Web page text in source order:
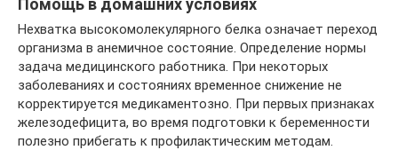
Помощь в домашних условиях
Нехватка высокомолекулярного белка означает переход
организма в анемичное состояние. Определение нормы
задача медицинского работника. При некоторых
заболеваниях и состояниях временное снижение не
корректируется медикаментозно. При первых признаках
железодефицита, во время подготовки к беременности
полезно прибегать к профилактическим методам.